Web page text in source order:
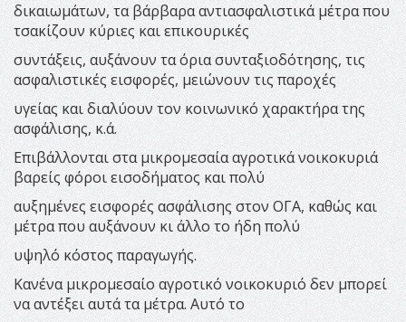
δικαιωμάτων, τα βάρβαρα αντιασφαλιστικά μέτρα που
τσακίζουν κύριες και επικουρικές
συντάξεις, αυξάνουν τα όρια συνταξιοδότησης, τις
ασφαλιστικές εισφορές, μειώνουν τις παροχές
υγείας και διαλύουν τον κοινωνικό χαρακτήρα της
ασφάλισης, κ.ά.
Επιβάλλονται στα μικρομεσαία αγροτικά νοικοκυριά
βαρείς φόροι εισοδήματος και πολύ
αυξημένες εισφορές ασφάλισης στον ΟΓΑ, καθώς και
μέτρα που αυξάνουν κι άλλο το ήδη πολύ
υψηλό κόστος παραγωγής.
Κανένα μικρομεσαίο αγροτικό νοικοκυριό δεν μπορεί
να αντέξει αυτά τα μέτρα. Αυτό το